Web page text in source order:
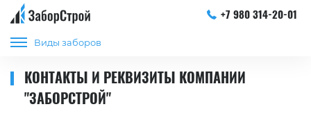
+7 980 314-20-01
Виды заборов
КОНТАКТЫ И РЕКВИЗИТЫ КОМПАНИИ
"ЗАБОРСТРОЙ"